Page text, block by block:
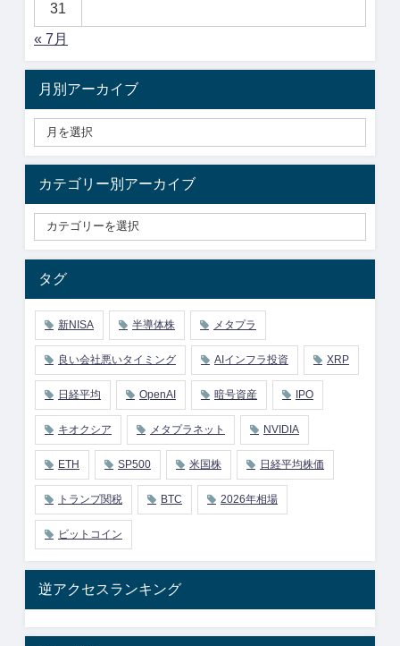
31
« 7月
月別アーカイブ
カテゴリー別アーカイブ
タグ
新NISA 半導体株 メタプラ
良い会社悪いタイミング AIインフラ投資 XRP
日経平均 OpenAI 暗号資産 IPO
キオクシア メタプラネット NVIDIA
ETH SP500 米国株 日経平均株価
トランプ関税 BTC 2026年相場
ビットコイン
逆アクセスランキング